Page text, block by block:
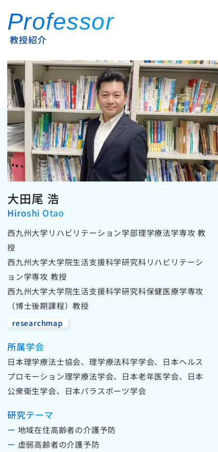
Professor
教授紹介
大田尾 浩
Hiroshi Otao
西九州大学リハビリテーション学部理学療法学専攻 教
授
西九州大学大学院生活支援科学研究科リハビリテーシ
ョン学専攻 教授
西九州大学大学院生活支援科学研究科保健医療学専攻
（博士後期課程）教授
researchmap
所属学会
日本理学療法士協会、理学療法科学学会、日本ヘルス
プロモーション理学療法学会、日本老年医学会、日本
公衆衛生学会、日本パラスポーツ学会
研究テーマ
ー 地域在住高齢者の介護予防
ー 虚弱高齢者の介護予防